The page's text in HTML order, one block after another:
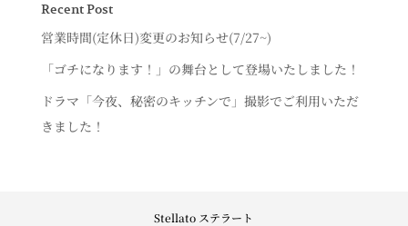
Recent Post
営業時間(定休日)変更のお知らせ(7/27~)
「ゴチになります！」の舞台として登場いたしました！
ドラマ「今夜、秘密のキッチンで」撮影でご利用いただ
きました！
Stellato ステラート